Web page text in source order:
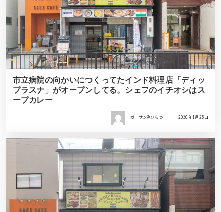
市立病院の向かいにつくってたインド料理店「ディッ
プラスナ」がオープンしてる。シェフのイチオシはス
ープカレー
ガーサン＠ひらつー 2020年1月25日